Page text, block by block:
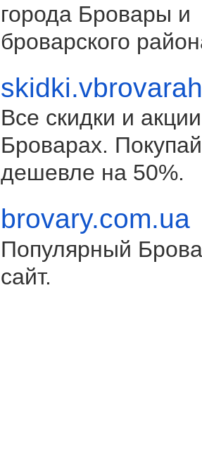
города Бровары и
броварского
Все скидки и
Броварах.
дешевле на 50%.
brovary.com.ua
Популярный
сайт.